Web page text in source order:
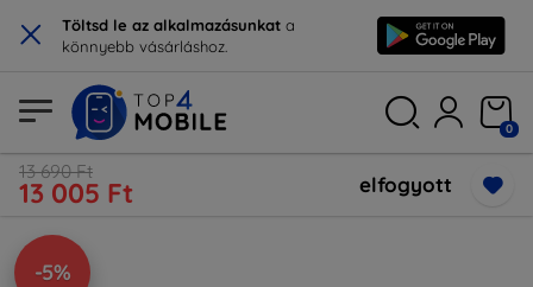
× Töltsd le az alkalmazásunkat a
könnyebb vásárláshoz.
0
13 690 Ft
13 005 Ft elfogyott
-5%